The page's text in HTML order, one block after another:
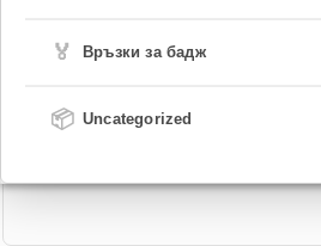
🏅 Връзки за бадж
📦 Uncategorized